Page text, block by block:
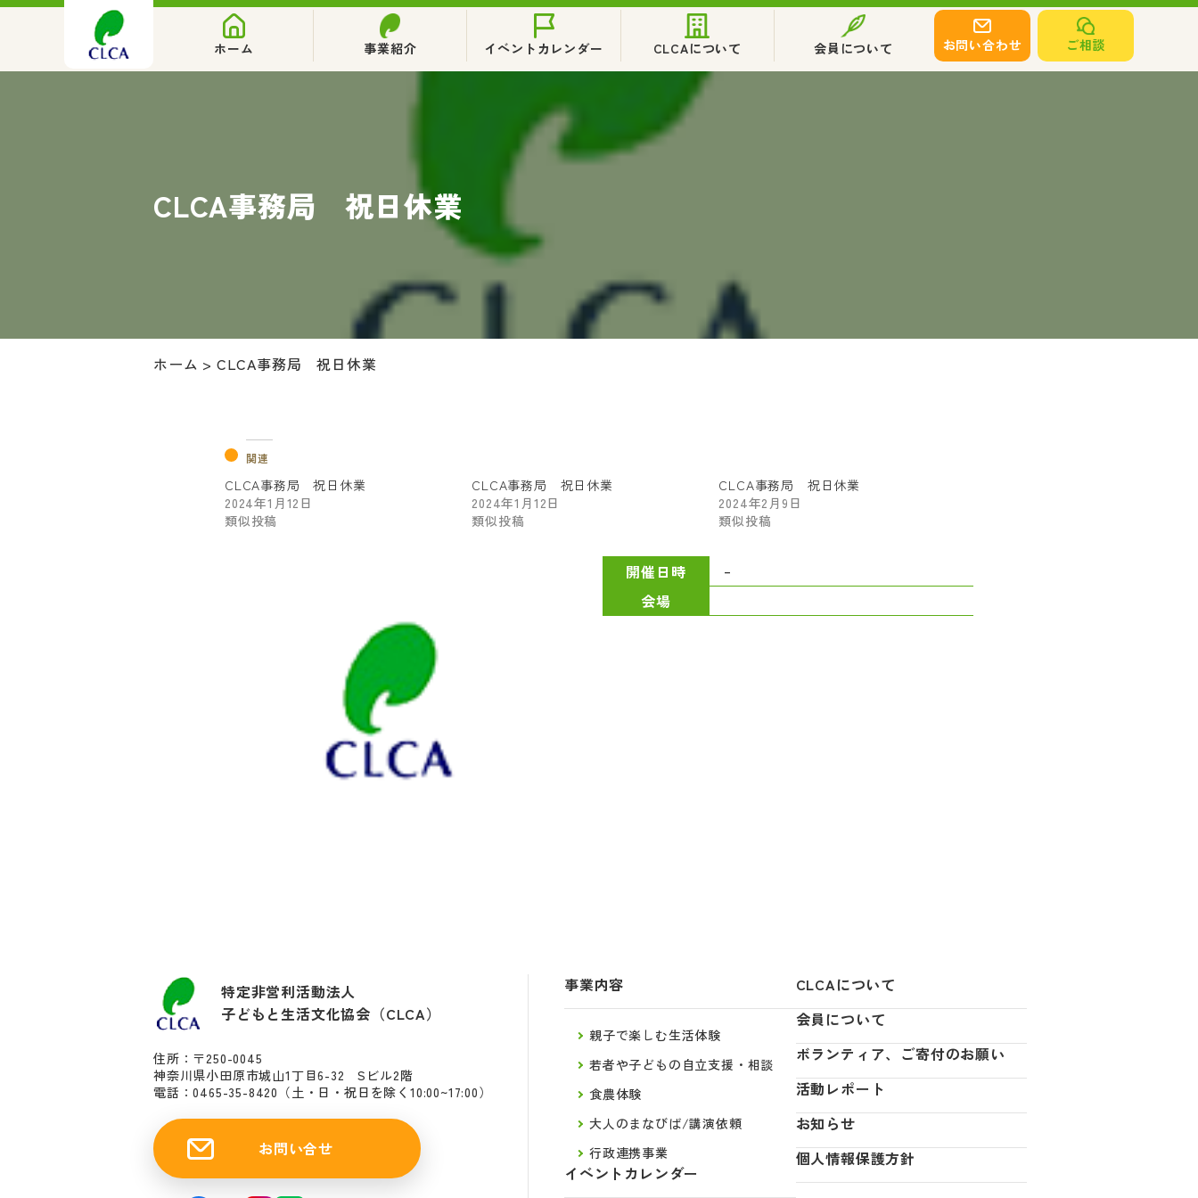
ホーム 事業紹介 イベントカレンダー CLCAについて 会員について お問い合わせ ご相談
CLCA事務局 祝日休業
ホーム > CLCA事務局 祝日休業
関連
CLCA事務局 祝日休業
2024年1月12日
類似投稿
CLCA事務局 祝日休業
2024年1月12日
類似投稿
CLCA事務局 祝日休業
2024年2月9日
類似投稿
開催日時
–
会場
特定非営利活動法人
子どもと生活文化協会（CLCA）
住所：〒250-0045
神奈川県小田原市城山1丁目6-32 Sビル2階
電話：0465-35-8420 （土・日・祝日を除く10:00~17:00）
お問い合せ
事業内容
親子で楽しむ生活体験
若者や子どもの自立支援・相談
食農体験
大人のまなびば/講演依頼
行政連携事業
イベントカレンダー
CLCAについて
会員について
ボランティア、ご寄付のお願い
活動レポート
お知らせ
個人情報保護方針